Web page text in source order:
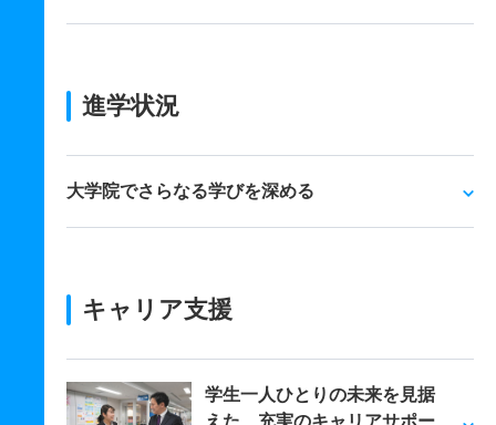
進学状況
大学院でさらなる学びを深める
キャリア支援
学生一人ひとりの未来を見据
えた、充実のキャリアサポー